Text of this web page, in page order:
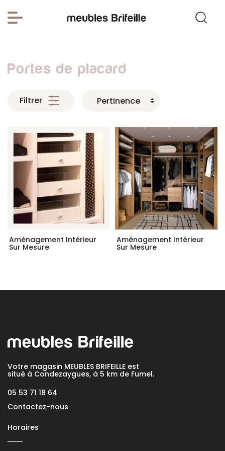
Portes de placard
Filtrer Pertinence
Aménagement Intérieur
Sur Mesure
Aménagement Intérieur
Sur Mesure
Votre magasin MEUBLES BRIFEILLE est
situé à Condezaygues, à 5 km de Fumel.
05 53 71 18 64
Contactez-nous
Horaires